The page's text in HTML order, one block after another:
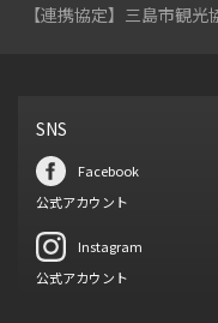
【連携協定】三島市観光
SNS
Facebook
公式アカウント
Instagram
公式アカウント